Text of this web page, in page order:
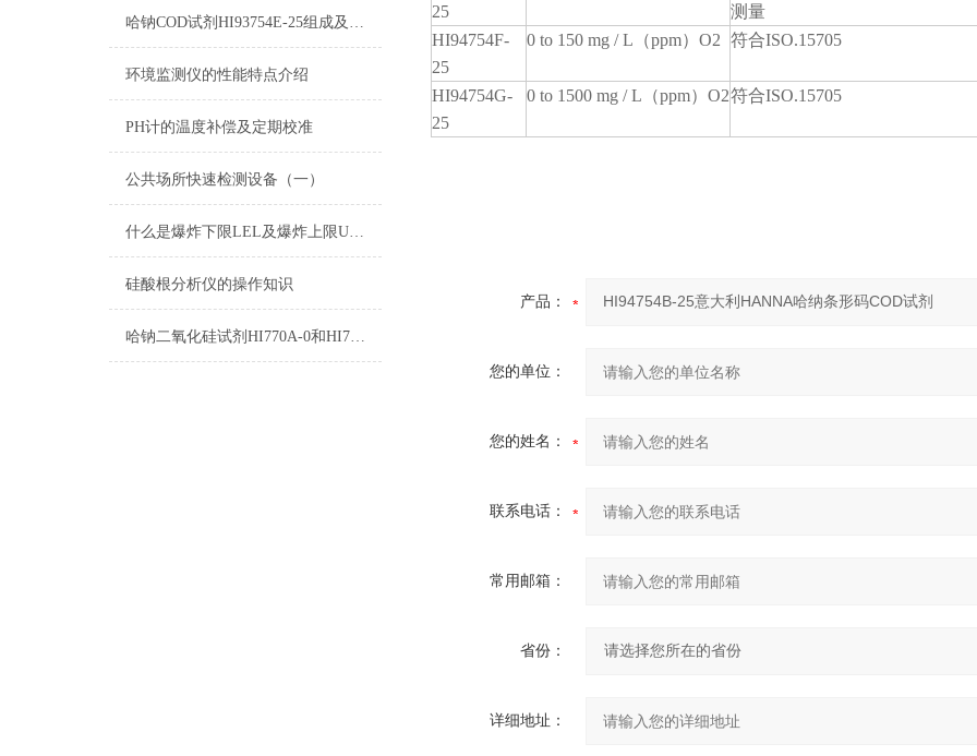
哈钠COD试剂HI93754E-25组成及测量范围
环境监测仪的性能特点介绍
PH计的温度补偿及定期校准
公共场所快速检测设备（一）
什么是爆炸下限LEL及爆炸上限UEL
硅酸根分析仪的操作知识
哈钠二氧化硅试剂HI770A-0和HI770B-0测量原理
25
测量
HI94754F-
25
0 to 150 mg / L （ppm） O2 符合ISO.15705
HI94754G-
25
0 to 1500 mg / L （ppm） O2符合ISO.15705
产品：
您的单位：
您的姓名：
联系电话：
常用邮箱：
省份：
详细地址：